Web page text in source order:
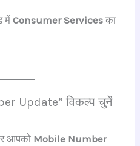
मेंConsumer Services का
Update” विकल्प चुनें
आपको Mobile Number